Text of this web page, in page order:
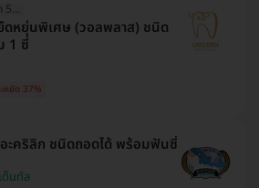
HD ออกค่าประเมินให้! สูงสุด 500 บ.
หยุ่นพิเศษ (วอลพลาส) ชนิด
1 ซี่
หยัด 37%
ะคริลิก ชนิดถอดได้ พร้อมฟันซี่
นทัล